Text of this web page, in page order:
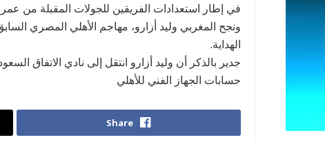
في إطار استعدادات الفريقين للجولات المقبلة من
الهداية.
جدير بالذكر أن وليد أزارو انتقل إلى نادي الاتفاق
حسابات الجهاز الفني للأهلي
Share